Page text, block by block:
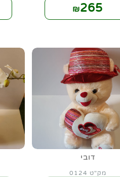
₪265
דובי
מק"ט 0124